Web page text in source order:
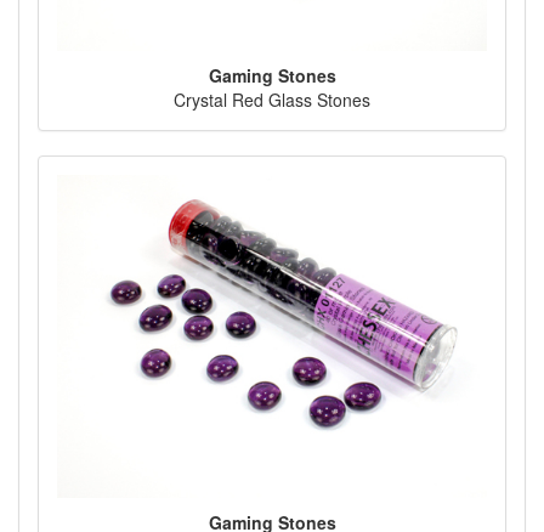
Gaming Stones
Crystal Red Glass Stones
Gaming Stones